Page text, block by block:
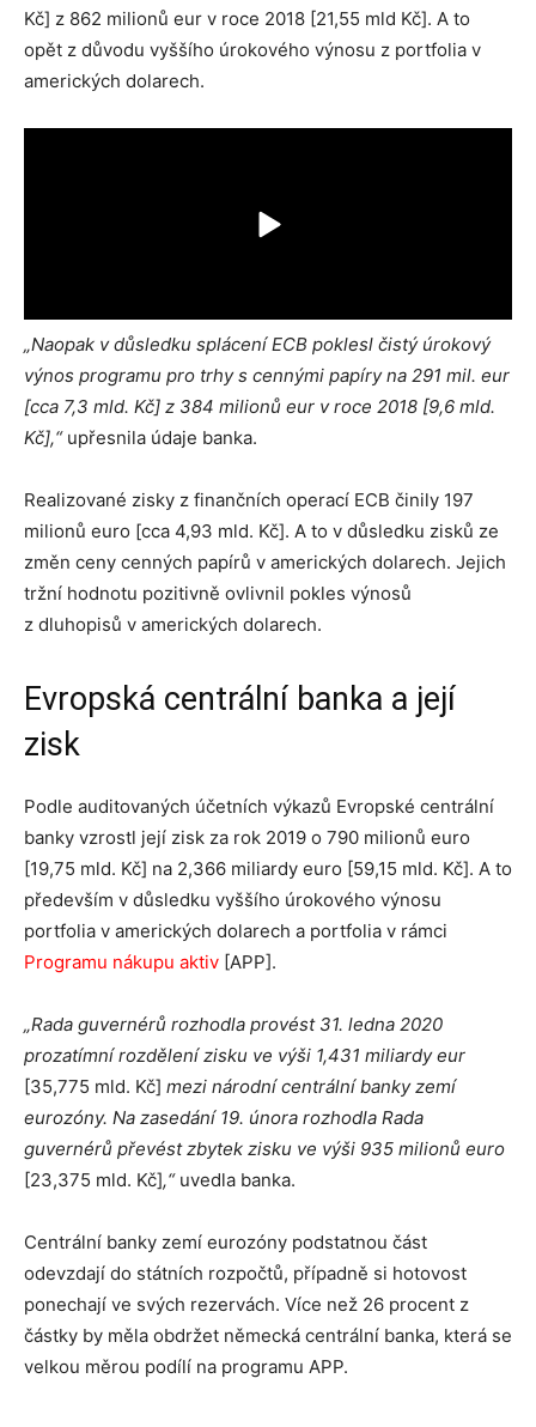
Kč] z 862 milionů eur v roce 2018 [21,55 mld Kč]. A to
opět z důvodu vyššího úrokového výnosu z portfolia v
amerických dolarech.
„Naopak v důsledku splácení ECB poklesl čistý úrokový
výnos programu pro trhy s cennými papíry na 291 mil. eur
[cca 7,3 mld. Kč] z 384 milionů eur v roce 2018 [9,6 mld.
Kč],“ upřesnila údaje banka.
Realizované zisky z finančních operací ECB činily 197
milionů euro [cca 4,93 mld. Kč]. A to v důsledku zisků ze
změn ceny cenných papírů v amerických dolarech. Jejich
tržní hodnotu pozitivně ovlivnil pokles výnosů
z dluhopisů v amerických dolarech.
Evropská centrální banka a její
zisk
Podle auditovaných účetních výkazů Evropské centrální
banky vzrostl její zisk za rok 2019 o 790 milionů euro
[19,75 mld. Kč] na 2,366 miliardy euro [59,15 mld. Kč]. A to
především v důsledku vyššího úrokového výnosu
portfolia v amerických dolarech a portfolia v rámci
Programu nákupu aktiv [APP].
„Rada guvernérů rozhodla provést 31. ledna 2020
prozatímní rozdělení zisku ve výši 1,431 miliardy eur
[35,775 mld. Kč] mezi národní centrální banky zemí
eurozóny. Na zasedání 19. února rozhodla Rada
guvernérů převést zbytek zisku ve výši 935 milionů euro
[23,375 mld. Kč],“ uvedla banka.
Centrální banky zemí eurozóny podstatnou část
odevzdají do státních rozpočtů, případně si hotovost
ponechají ve svých rezervách. Více než 26 procent z
částky by měla obdržet německá centrální banka, která se
velkou měrou podílí na programu APP.